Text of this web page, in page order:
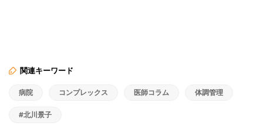
関連キーワード
病院 コンプレックス 医師コラム 体調管理
#北川景子